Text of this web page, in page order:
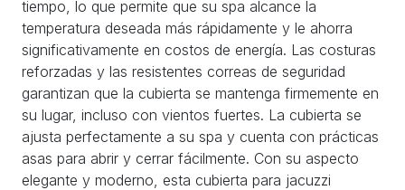
tiempo, lo que permite que su spa alcance la
temperatura deseada más rápidamente y le ahorra
significativamente en costos de energía. Las costuras
reforzadas y las resistentes correas de seguridad
garantizan que la cubierta se mantenga firmemente en
su lugar, incluso con vientos fuertes. La cubierta se
ajusta perfectamente a su spa y cuenta con prácticas
asas para abrir y cerrar fácilmente. Con su aspecto
elegante y moderno, esta cubierta para jacuzzi